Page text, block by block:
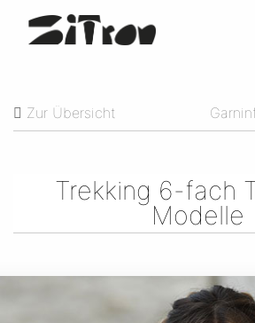
Zur Übersicht
Trekking 6-fach
Modelle